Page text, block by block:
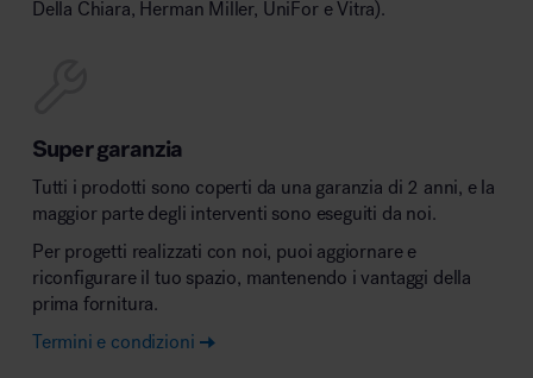
Della Chiara, Herman Miller, UniFor e Vitra).
Super garanzia
Tutti i prodotti sono coperti da una garanzia di 2 anni, e la
maggior parte degli interventi sono eseguiti da noi.
Per progetti realizzati con noi, puoi aggiornare e
riconfigurare il tuo spazio, mantenendo i vantaggi della
prima fornitura.
Termini e condizioni